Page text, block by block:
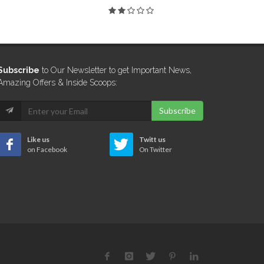
to Our Newsletter to get Important News,
Offers & Inside Scoops:
Subscribe
Like us
on Facebook
Twitt us
On Twitter